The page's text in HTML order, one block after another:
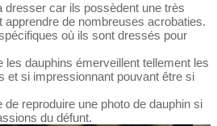
dresser car ils possèdent une très
apprendre de nombreuses acrobaties.
où ils sont dressés pour
les dauphins émerveillent tellement les
et si impressionnant pouvant être si
reproduire une photo de dauphin si
du défunt.